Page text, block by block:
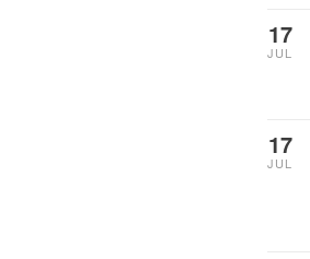
17
JUL
17
JUL